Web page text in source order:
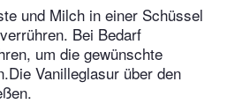
und Milch in einer Schüssel
Bei Bedarf
um die gewünschte
Vanilleglasur über den